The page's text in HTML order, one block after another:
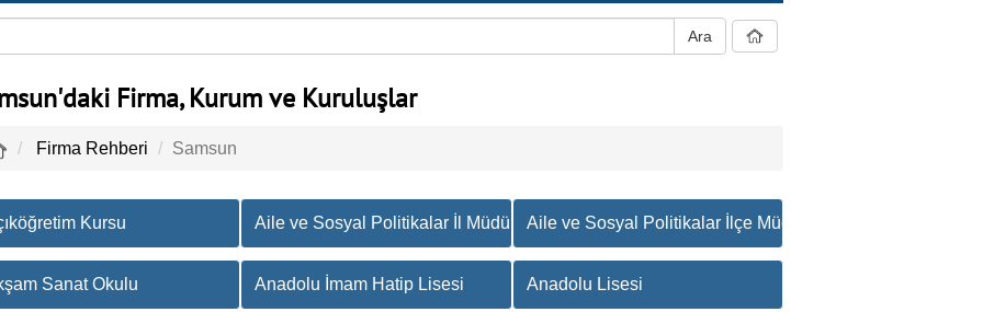
Firma, Kurum ve Kuruluşlar
Firma Rehberi Samsun
Kursu Aile ve Sosyal Politikalar İl MüdürlüğüAile ve Sosyal Politikalar İlçe Müdürlüğü
Sanat Okulu Anadolu İmam Hatip Lisesi Anadolu Lisesi